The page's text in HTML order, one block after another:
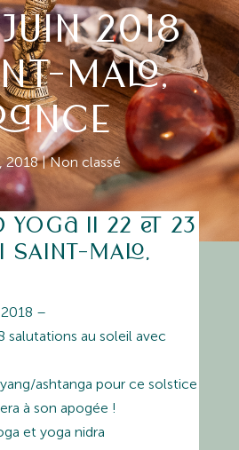
2018
MALO,
2018|Non classé
|| 22 ET 23
SAINT-MALO,
–
salutations au soleil avec
ashtanga pour ce solstice
à son apogée !
et yoga nidra